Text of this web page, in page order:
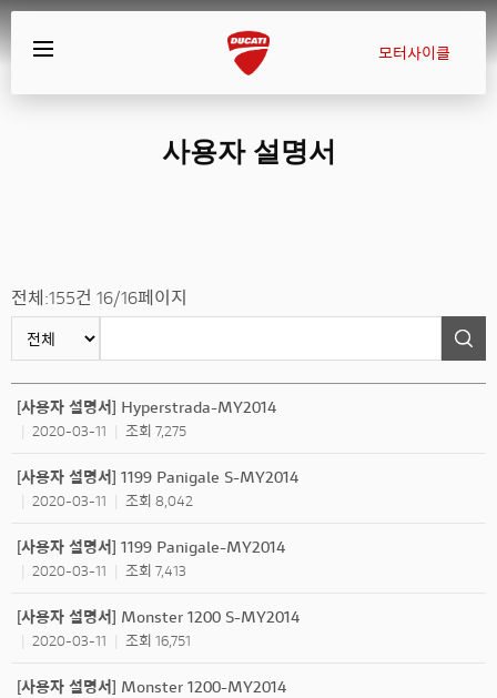
모터사이클
사용자 설명서
전체:155건 16/16페이지
[사용자 설명서] Hyperstrada-MY2014
2020-03-11 조회 7,275
[사용자 설명서] 1199 Panigale S-MY2014
2020-03-11 조회 8,042
[사용자 설명서] 1199 Panigale-MY2014
2020-03-11 조회 7,413
[사용자 설명서] Monster 1200 S-MY2014
2020-03-11 조회 16,751
[사용자 설명서] Monster 1200-MY2014